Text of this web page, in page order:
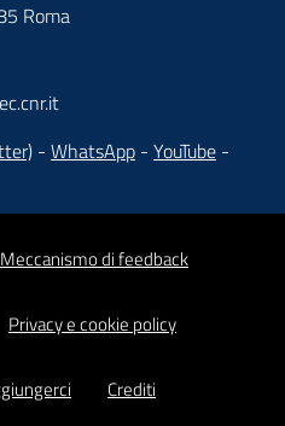
Roma
- WhatsApp - YouTube -
Meccanismo di feedback
Privacy e cookie policy
Crediti